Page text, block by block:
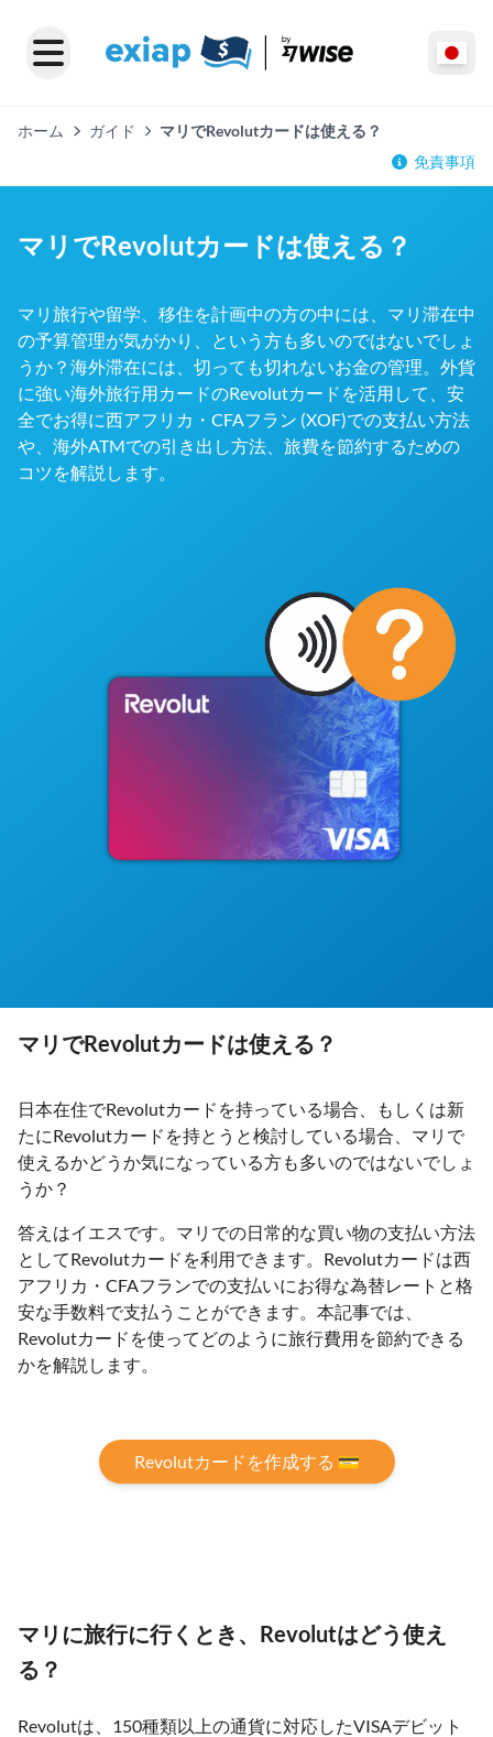
ホーム ガイド
マリでRevolutカードは使える？
免責事項
マリでRevolutカードは使える？
マリ旅行や留学、移住を計画中の方の中には、マリ滞在中
の予算管理が気がかり、という方も多いのではないでしょ
うか？海外滞在には、切っても切れないお金の管理。外貨
に強い海外旅行用カードのRevolutカードを活用して、安
全でお得に西アフリカ・CFAフラン (XOF)での支払い方法
や、海外ATMでの引き出し方法、旅費を節約するための
コツを解説します。
マリでRevolutカードは使える？
日本在住でRevolutカードを持っている場合、もしくは新
たにRevolutカードを持とうと検討している場合、マリで
使えるかどうか気になっている方も多いのではないでしょ
うか？
答えはイエスです。マリでの日常的な買い物の支払い方法
としてRevolutカードを利用できます。Revolutカードは西
アフリカ・CFAフランでの支払いにお得な為替レートと格
安な手数料で支払うことができます。本記事では、
Revolutカードを使ってどのように旅行費用を節約できる
かを解説します。
Revolutカードを作成する 💳
マリに旅行に行くとき、Revolutはどう使え
る？
Revolutは、150種類以上の通貨に対応したVISAデビット